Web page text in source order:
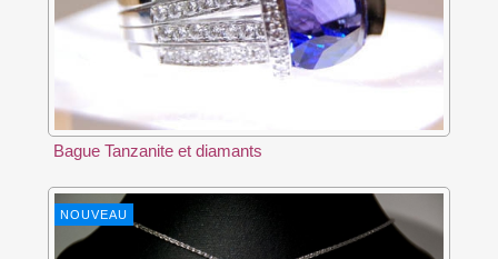
Bague Tanzanite et diamants
NOUVEAU